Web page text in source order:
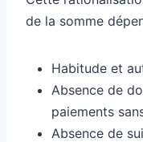
de la somme
Habitude et
Absence de
paiements
Absence de